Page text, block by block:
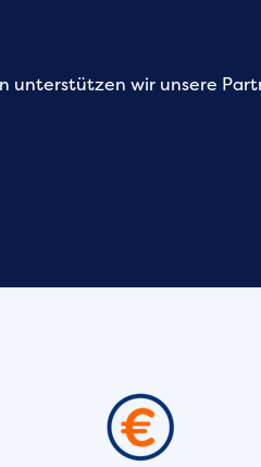
unterstützen wir unsere